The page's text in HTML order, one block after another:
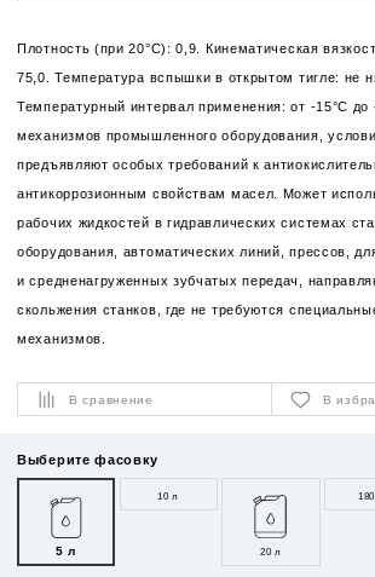
Плотность (при 20°С): 0,9. Кинематическая
75,0. Температура вспышки в открытом тигле: не
Температурный интервал применения: от -15°C
механизмов промышленного оборудования,
предъявляют особых требований к
антикоррозионным свойствам масел. Может
рабочих жидкостей в гидравлических системах
оборудования, автоматических линий, прессов,
и средненагруженных зубчатых передач,
скольжения станков, где не требуются
механизмов.
В сравнение В
Выберите фасовку
5 л
10 л
20 л